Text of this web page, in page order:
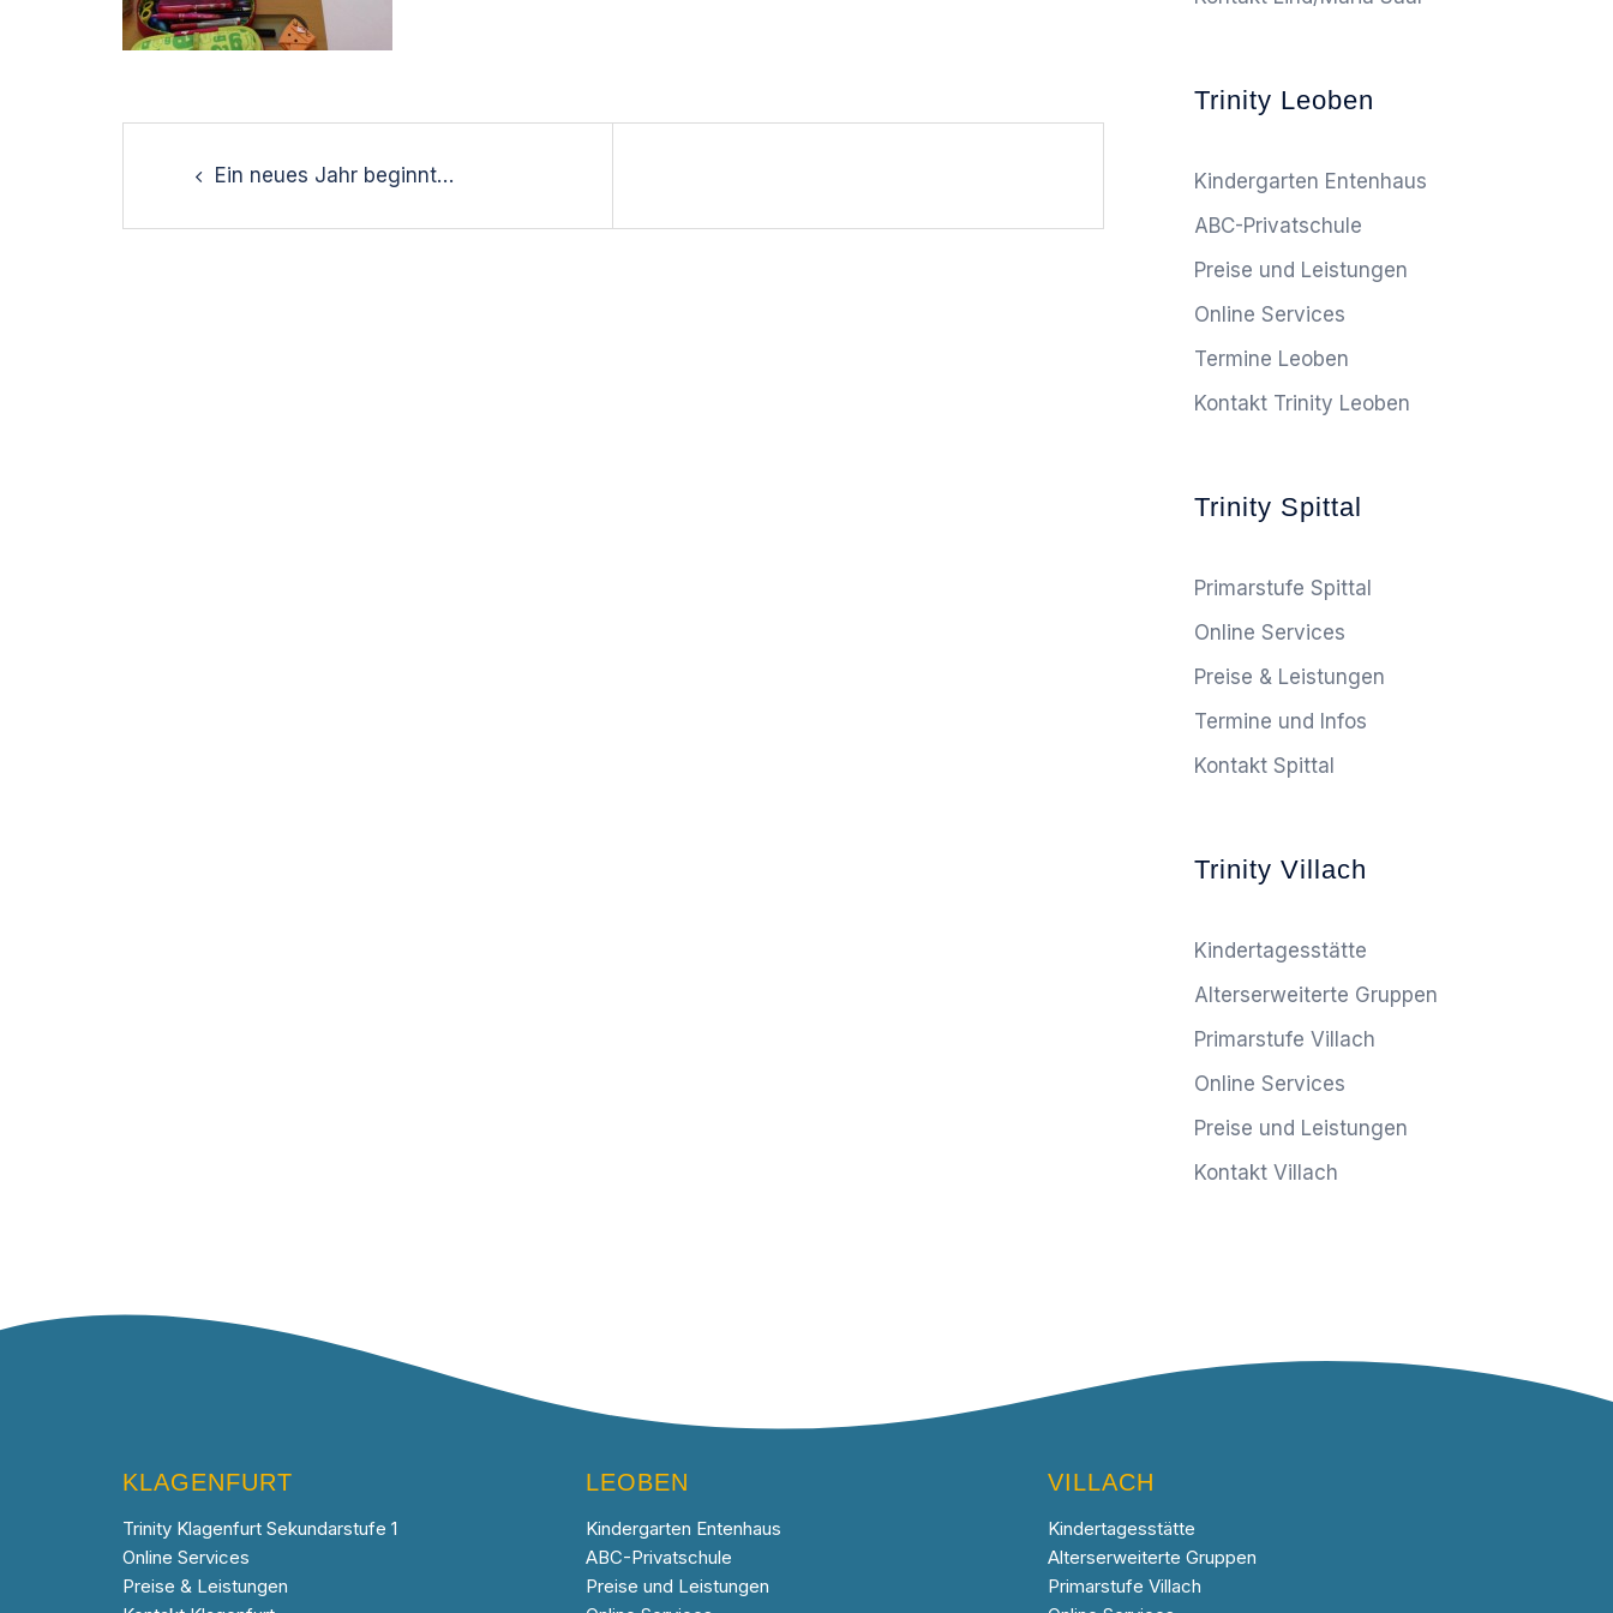
navigationEin neues Jahr beginnt…
Trinity Leoben
Kindergarten Entenhaus
ABC-Privatschule
Preise und Leistungen
Online Services
Termine Leoben
Kontakt Trinity Leoben
Trinity Spittal
Primarstufe Spittal
Online Services
Preise & Leistungen
Termine und Infos
Kontakt Spittal
Trinity Villach
Kindertagesstätte
Alterserweiterte Gruppen
Primarstufe Villach
Online Services
Preise und Leistungen
Kontakt Villach
KLAGENFURT
Trinity Klagenfurt Sekundarstufe 1
Online Services
Preise & Leistungen
LEOBEN
Kindergarten Entenhaus
ABC-Privatschule
Preise und Leistungen
VILLACH
Kindertagesstätte
Alterserweiterte Gruppen
Primarstufe Villach